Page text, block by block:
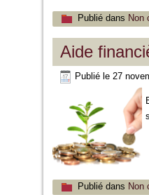
Publié dans Non
Aide
Publié le 27
Publié dans Non